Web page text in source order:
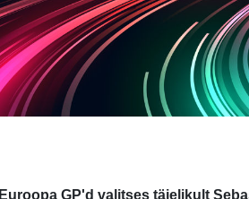
Euroopa GP'd valitses täielikult